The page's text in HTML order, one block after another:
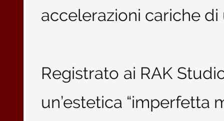
accelerazioni cariche di
Registrato ai RAK
un’estetica “imperfetta